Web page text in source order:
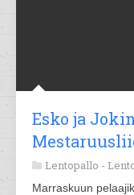
Esko ja
Lentopallo -
Marraskuun